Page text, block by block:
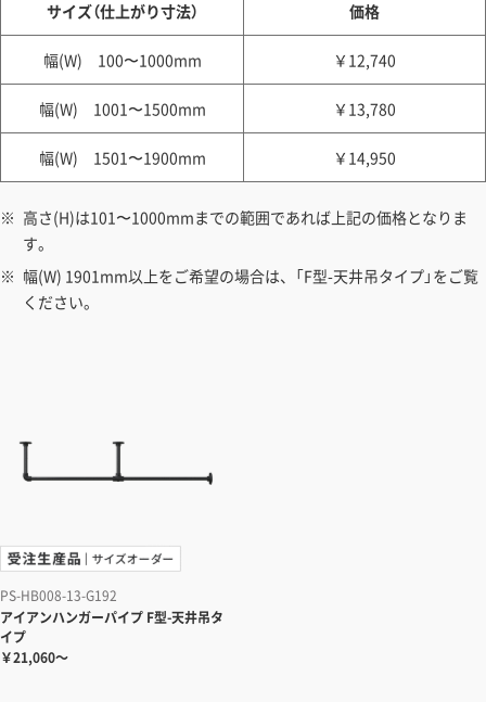
サイズ（仕上がり寸法） 価格
幅(W) 100〜1000mm ￥12,740
幅(W) 1001〜1500mm ￥13,780
幅(W) 1501〜1900mm ￥14,950
高さ(H)は101〜1000mmまでの範囲であれば上記の価格となりま
す。
幅(W) 1901mm以上をご希望の場合は、「F型-天井吊タイプ」をご覧
ください。
PS-HB008-13-G192
アイアンハンガーパイプ F型-天井吊タ
イプ
￥21,060～